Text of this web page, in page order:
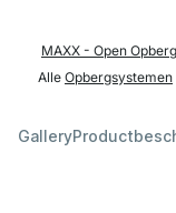
MAXX - Open
Alle Opbergsystemen
Gallery